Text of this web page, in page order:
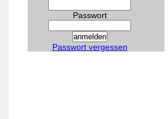
Passwort
Passwort vergessen